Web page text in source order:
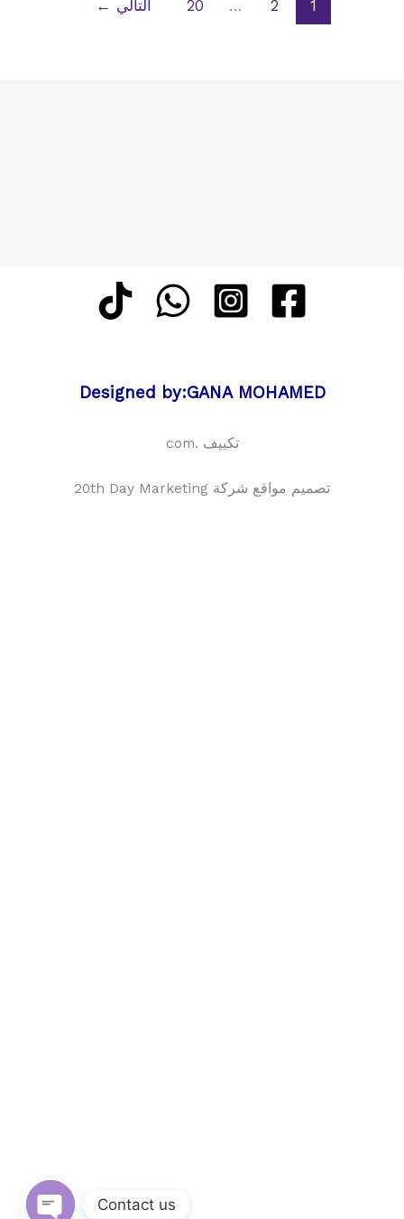
1
2
…
20 التالي ←
Designed by:GANA MOHAMED
تكييف .com
تصميم مواقع شركة 20th Day Marketing
Contact us